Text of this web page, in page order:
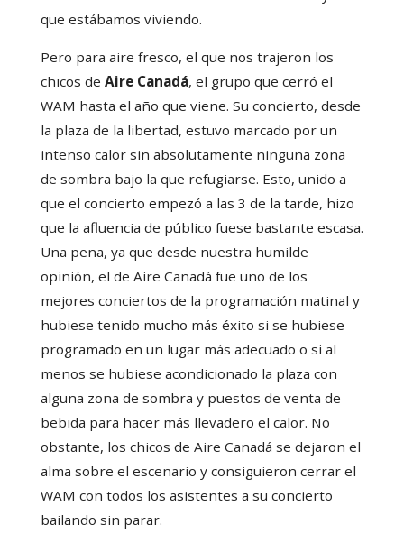
que estábamos viviendo.
Pero para aire fresco, el que nos trajeron los
chicos de Aire Canadá, el grupo que cerró el
WAM hasta el año que viene. Su concierto, desde
la plaza de la libertad, estuvo marcado por un
intenso calor sin absolutamente ninguna zona
de sombra bajo la que refugiarse. Esto, unido a
que el concierto empezó a las 3 de la tarde, hizo
que la afluencia de público fuese bastante escasa.
Una pena, ya que desde nuestra humilde
opinión, el de Aire Canadá fue uno de los
mejores conciertos de la programación matinal y
hubiese tenido mucho más éxito si se hubiese
programado en un lugar más adecuado o si al
menos se hubiese acondicionado la plaza con
alguna zona de sombra y puestos de venta de
bebida para hacer más llevadero el calor. No
obstante, los chicos de Aire Canadá se dejaron el
alma sobre el escenario y consiguieron cerrar el
WAM con todos los asistentes a su concierto
bailando sin parar.